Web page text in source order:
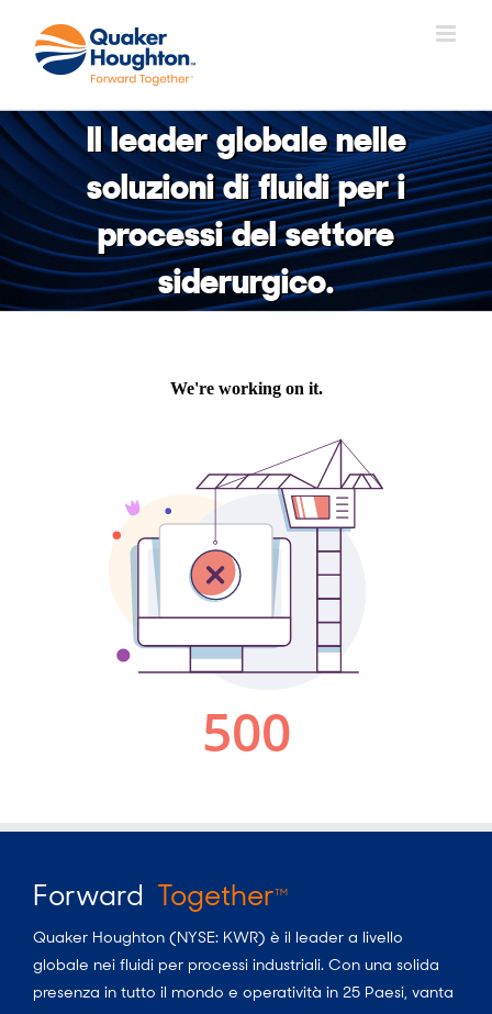
contenuto
Il leader globale nelle
soluzioni di fluidi per i
processi del settore
siderurgico.
Forward TogetherTM
Quaker Houghton (NYSE: KWR) è il leader a livello
globale nei fluidi per processi industriali. Con una solida
presenza in tutto il mondo e operatività in 25 Paesi, vanta